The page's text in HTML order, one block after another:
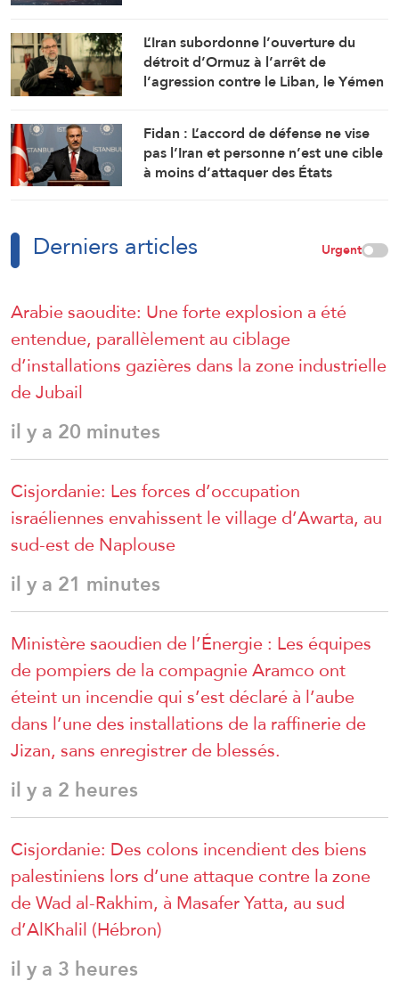
L’Iran subordonne l’ouverture du
détroit d’Ormuz à l’arrêt de
l’agression contre le Liban, le Yémen
Fidan : L’accord de défense ne vise
pas l’Iran et personne n’est une cible
à moins d’attaquer des États
Derniers articles Urgent
Arabie saoudite: Une forte explosion a été
entendue, parallèlement au ciblage
d’installations gazières dans la zone industrielle
de Jubail
il y a 20 minutes
Cisjordanie: Les forces d’occupation
israéliennes envahissent le village d’Awarta, au
sud-est de Naplouse
il y a 21 minutes
Ministère saoudien de l’Énergie : Les équipes
de pompiers de la compagnie Aramco ont
éteint un incendie qui s’est déclaré à l’aube
dans l’une des installations de la raffinerie de
Jizan, sans enregistrer de blessés.
il y a 2 heures
Cisjordanie: Des colons incendient des biens
palestiniens lors d’une attaque contre la zone
de Wad al-Rakhim, à Masafer Yatta, au sud
d’AlKhalil (Hébron)
il y a 3 heures